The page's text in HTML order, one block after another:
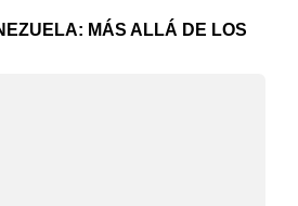
MÁS ALLÁ DE LOS